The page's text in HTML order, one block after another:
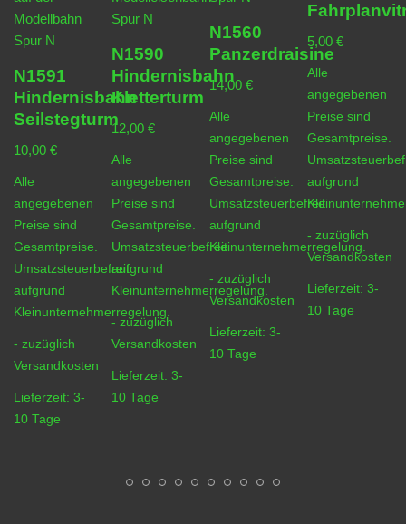
N1591
Hindernisbahn
Seilstegturm
10,00 €
Alle
angegebenen
Preise sind
Gesamtpreise.
Umsatzsteuerbefreit
aufgrund
Kleinunternehmerregelung.
- zuzüglich
Versandkosten
Lieferzeit: 3-
10 Tage
N1590
Hindernisbahn
Kletterturm
12,00€
Alle
angegebenen
Preise sind
Gesamtpreise.
Umsatzsteuerbefreit
aufgrund
Kleinunternehmerregelung.
- zuzüglich
Versandkosten
Lieferzeit:3-
10 Tage
N1560
Panzerdraisine
14,00€
Alle
angegebenen
Preise sind
Gesamtpreise.
Umsatzsteuerbefreit
aufgrund
Kleinunternehmerregelung.
- zuzüglich
Versandkosten
Lieferzeit:3-
10 Tage
5,00€
Alle
angegebenen
Preise sind
Gesamtpreise.
aufgrund
- zuzüglich
Versandkosten
Lieferzeit:3-
10 Tage